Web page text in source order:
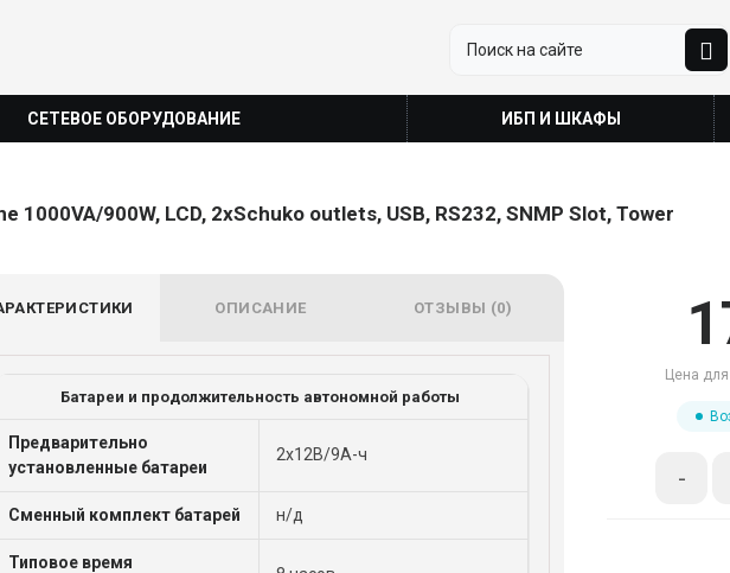
СЕТЕВОЕ ОБОРУДОВАНИЕ ИБП И ШКАФЫ
1000VA/900W, LCD, 2xSchuko outlets, USB, RS232, SNMP Slot, Tower
ОПИСАНИЕ ОТЗЫВЫ (0)
Батареи и продолжительность автономной работы
Предварительно
установленные батареи
2x12В/9А-ч
Сменный комплект батарей н/д
Типовое время
Цена
-